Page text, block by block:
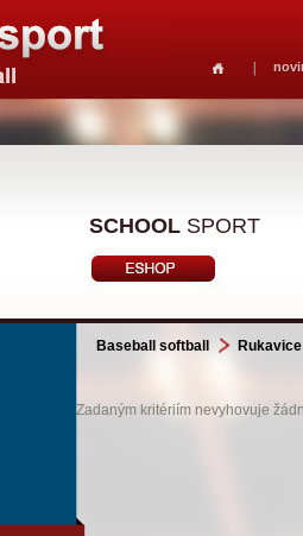
SCHOOL SPORT
Baseball softball Rukavice
Zadaným kritériím nevyhovuje